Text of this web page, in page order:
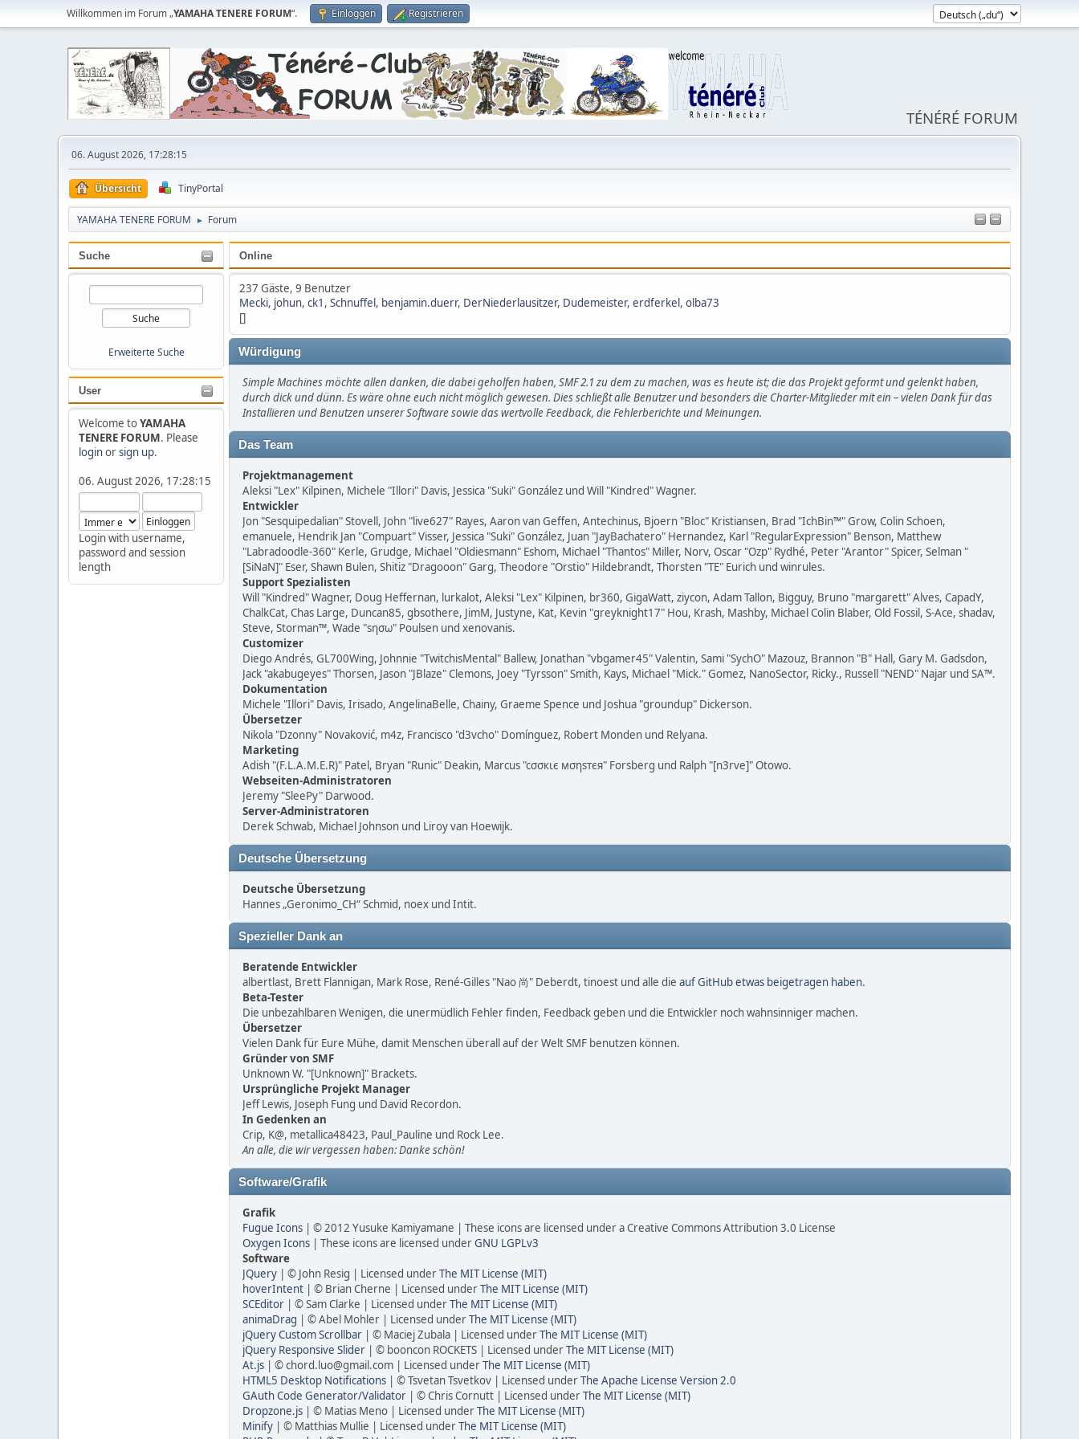
Willkommen im Forum „YAMAHA TENERE FORUM“. Einloggen Registrieren
TÉNÉRÉ FORUM
06. August 2026, 17:28:15
Übersicht TinyPortal
YAMAHA TENERE FORUM ► Forum
Suche
Erweiterte Suche
User
Welcome toYAMAHA
TENERE FORUM. Please
loginorsign up.
06. August 2026, 17:28:15
Login with username,
password and session
length
Online
237 Gäste, 9 Benutzer
Mecki, johun, ck1 , Schnuffel, benjamin.duerr, DerNiederlausitzer, Dudemeister, erdferkel, olba73
[]
Würdigung
Simple Machines möchte allen danken, die dabei geholfen haben, SMF 2.1 zu dem zu machen, was es heute ist; die das Projekt geformt und gelenkt haben,
durch dick und dünn. Es wäre ohne euch nicht möglich gewesen. Dies schließt alle Benutzer und besonders die Charter-Mitglieder mit ein – vielen Dank für das
Installieren und Benutzen unserer Software sowie das wertvolle Feedback, die Fehlerberichte und Meinungen.
Das Team
Projektmanagement
Aleksi "Lex" Kilpinen, Michele "Illori" Davis, Jessica "Suki" González und Will "Kindred" Wagner.
Entwickler
Jon "Sesquipedalian" Stovell, John "live627" Rayes, Aaron van Geffen, Antechinus, Bjoern "Bloc" Kristiansen, Brad "IchBin™" Grow, Colin Schoen,
emanuele, Hendrik Jan "Compuart" Visser, Jessica "Suki" González, Juan "JayBachatero" Hernandez, Karl "RegularExpression" Benson, Matthew
"Labradoodle-360" Kerle, Grudge, Michael "Oldiesmann" Eshom, Michael "Thantos" Miller, Norv, Oscar "Ozp" Rydhé, Peter "Arantor" Spicer, Selman "
[SiNaN]" Eser, Shawn Bulen, Shitiz "Dragooon" Garg, Theodore "Orstio" Hildebrandt, Thorsten "TE" Eurich und winrules.
Support Spezialisten
Will "Kindred" Wagner, Doug Heffernan, lurkalot, Aleksi "Lex" Kilpinen, br360, GigaWatt, ziycon, Adam Tallon, Bigguy, Bruno "margarett" Alves, CapadY,
ChalkCat, Chas Large, Duncan85, gbsothere, JimM, Justyne, Kat, Kevin "greyknight17" Hou, Krash, Mashby, Michael Colin Blaber, Old Fossil, S-Ace, shadav,
Steve, Storman™, Wade "sησω" Poulsen und xenovanis.
Customizer
Diego Andrés, GL700Wing, Johnnie "TwitchisMental" Ballew, Jonathan "vbgamer45" Valentin, Sami "SychO" Mazouz, Brannon "B" Hall, Gary M. Gadsdon,
Jack "akabugeyes" Thorsen, Jason "JBlaze" Clemons, Joey "Tyrsson" Smith, Kays, Michael "Mick." Gomez, NanoSector, Ricky., Russell "NEND" Najar und SA™.
Dokumentation
Michele "Illori" Davis, Irisado, AngelinaBelle, Chainy, Graeme Spence und Joshua "groundup" Dickerson.
Übersetzer
Nikola "Dzonny" Novaković, m4z, Francisco "d3vcho" Domínguez, Robert Monden und Relyana.
Marketing
Adish "(F.L.A.M.E.R)" Patel, Bryan "Runic" Deakin, Marcus "cσσкιє мσηѕтєя" Forsberg und Ralph "[n3rve]" Otowo.
Webseiten-Administratoren
Jeremy "SleePy" Darwood.
Server-Administratoren
Derek Schwab, Michael Johnson und Liroy van Hoewijk.
Deutsche Übersetzung
Deutsche Übersetzung
Hannes „Geronimo_CH“ Schmid, noex und Intit.
Spezieller Dank an
Beratende Entwickler
albertlast, Brett Flannigan, Mark Rose, René-Gilles "Nao 尚" Deberdt, tinoest und alle die auf GitHub etwas beigetragen haben.
Beta-Tester
Die unbezahlbaren Wenigen, die unermüdlich Fehler finden, Feedback geben und die Entwickler noch wahnsinniger machen.
Übersetzer
Vielen Dank für Eure Mühe, damit Menschen überall auf der Welt SMF benutzen können.
Gründer von SMF
Unknown W. "[Unknown]" Brackets.
Ursprüngliche Projekt Manager
Jeff Lewis, Joseph Fung und David Recordon.
In Gedenken an
Crip, K@, metallica48423, Paul_Pauline und Rock Lee.
An alle, die wir vergessen haben: Danke schön!
Software/Grafik
Grafik
Fugue Icons | © 2012 Yusuke Kamiyamane | These icons are licensed under a Creative Commons Attribution 3.0 License
Oxygen Icons | These icons are licensed underGNU LGPLv3
Software
JQuery | © John Resig | Licensed underThe MIT License (MIT)
hoverIntent | © Brian Cherne | Licensed underThe MIT License (MIT)
SCEditor | © Sam Clarke | Licensed underThe MIT License (MIT)
animaDrag | © Abel Mohler | Licensed underThe MIT License (MIT)
jQuery Custom Scrollbar | © Maciej Zubala | Licensed underThe MIT License (MIT)
jQuery Responsive Slider | © booncon ROCKETS | Licensed underThe MIT License (MIT)
At.js | © chord.luo@gmail.com | Licensed underThe MIT License (MIT)
HTML5 Desktop Notifications | © Tsvetan Tsvetkov | Licensed underThe Apache License Version 2.0
GAuth Code Generator/Validator | © Chris Cornutt | Licensed underThe MIT License (MIT)
Dropzone.js | © Matias Meno | Licensed underThe MIT License (MIT)
Minify | © Matthias Mullie | Licensed underThe MIT License (MIT)